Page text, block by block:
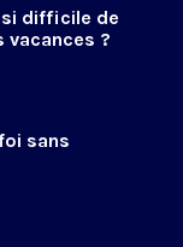
difficile de
vacances ?
sans